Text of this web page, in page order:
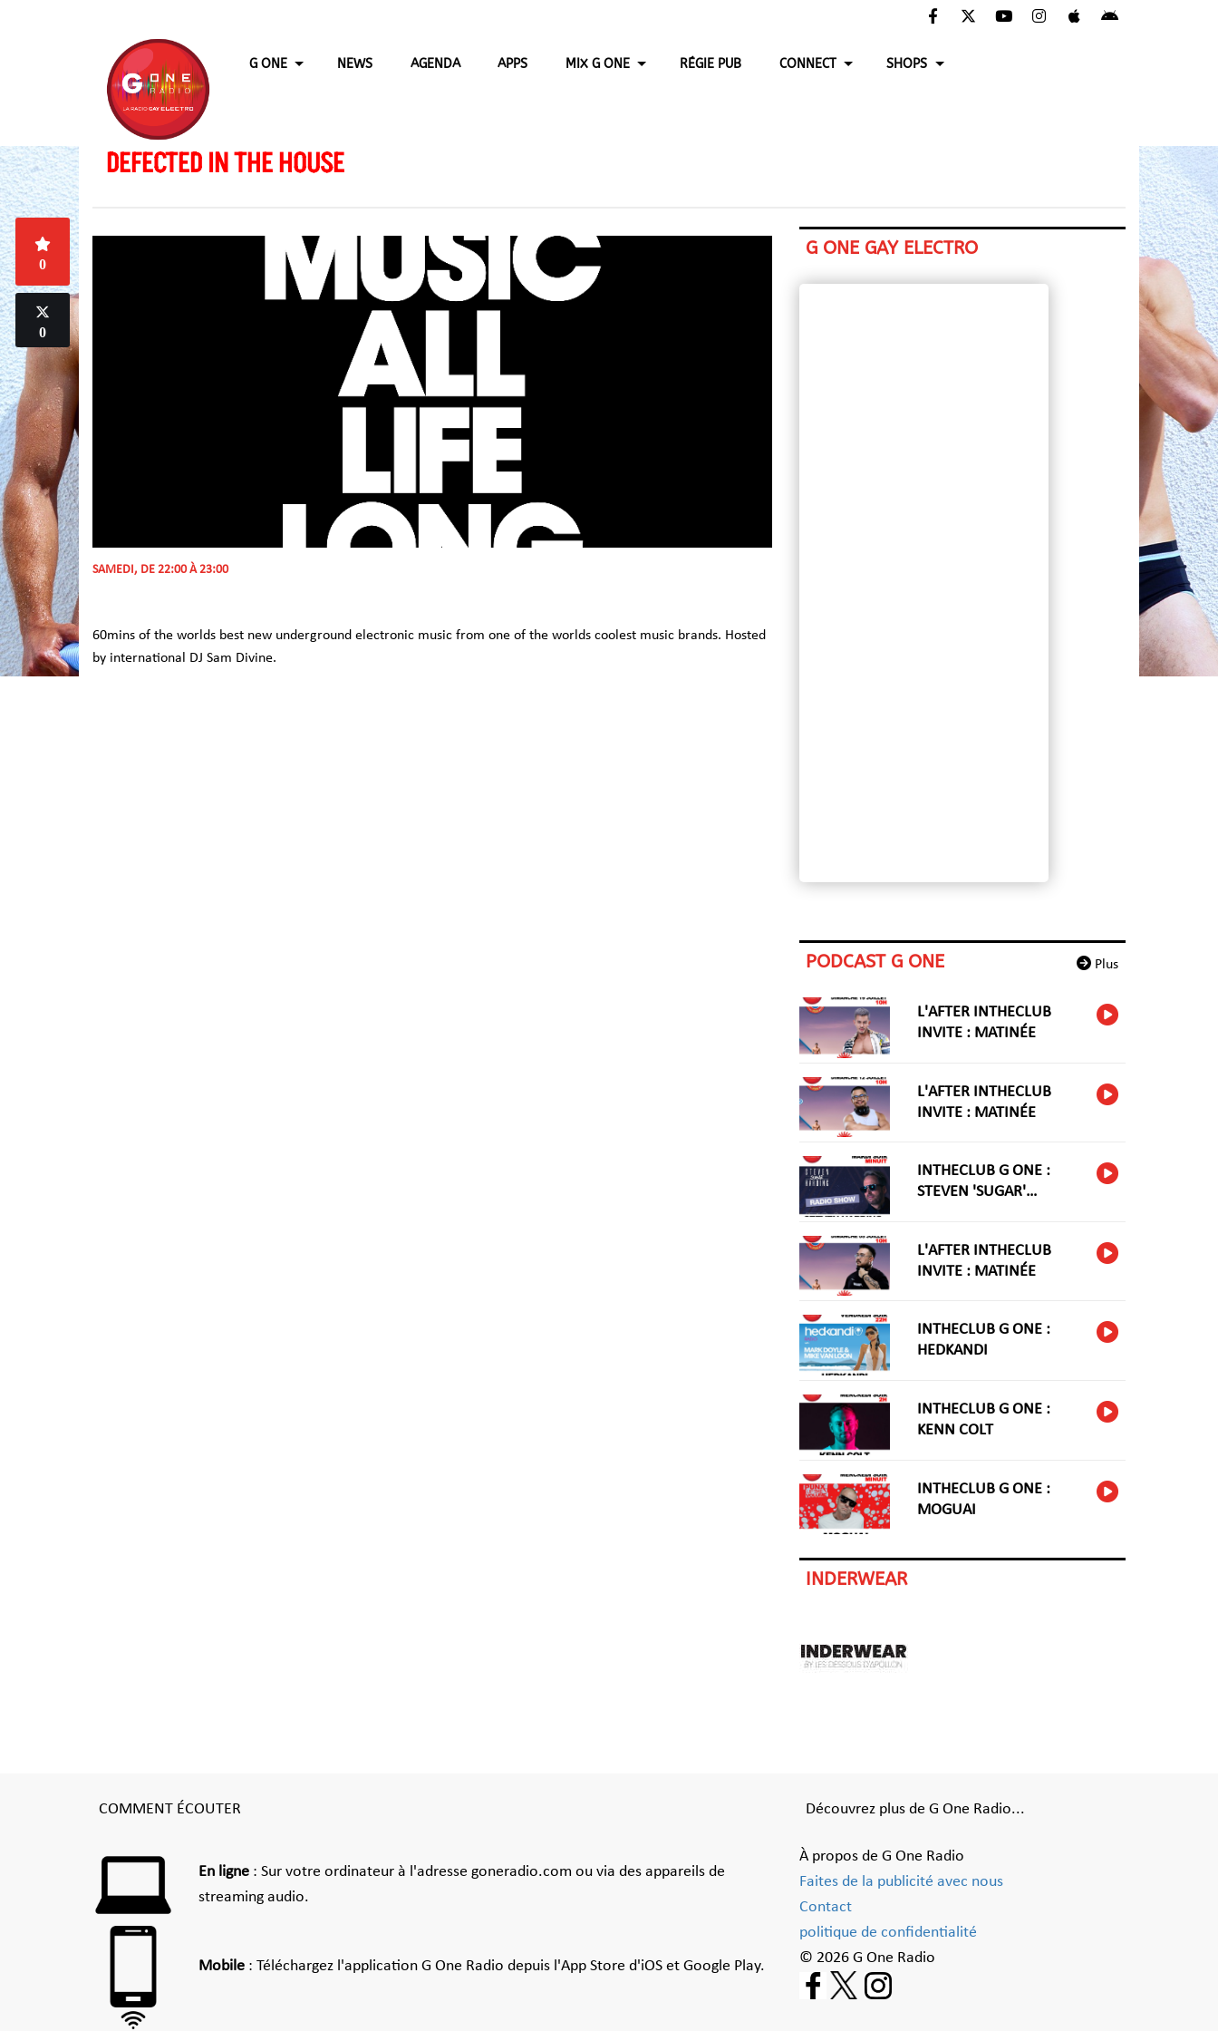
G ONE NEWS AGENDA APPS MIX G ONE RÉGIE PUB CONNECT SHOPS
DEFECTED IN THE HOUSE
0
0
SAMEDI, DE 22:00 À 23:00
60mins of the worlds best new underground electronic music from one of the worlds coolest music brands. Hosted
by international DJ Sam Divine.
G ONE GAY ELECTRO
Plus
PODCAST G ONE
L'AFTER INTHECLUB
INVITE : MATINÉE
L'AFTER INTHECLUB
INVITE : MATINÉE
INTHECLUB G ONE :
STEVEN 'SUGAR'
L'AFTER INTHECLUB
INVITE : MATINÉE
INTHECLUB G ONE :
HEDKANDI
INTHECLUB G ONE :
KENN COLT
INTHECLUB G ONE :
MOGUAI
INDERWEAR
COMMENT ÉCOUTER
En ligne : Sur votre ordinateur à l'adresse goneradio.com ou via des appareils de
streaming audio.
Mobile : Téléchargez l'application G One Radio depuis l'App Store d'iOS et Google Play.
Découvrez plus de G One Radio...
À propos de G One Radio
Faites de la publicité avec nous
Contact
politique de confidentialité
© 2026 G One Radio